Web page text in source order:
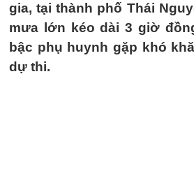
gia, tại thành phố Thái
mưa lớn kéo dài 3 giờ
bậc phụ huynh gặp khó
dự thi.